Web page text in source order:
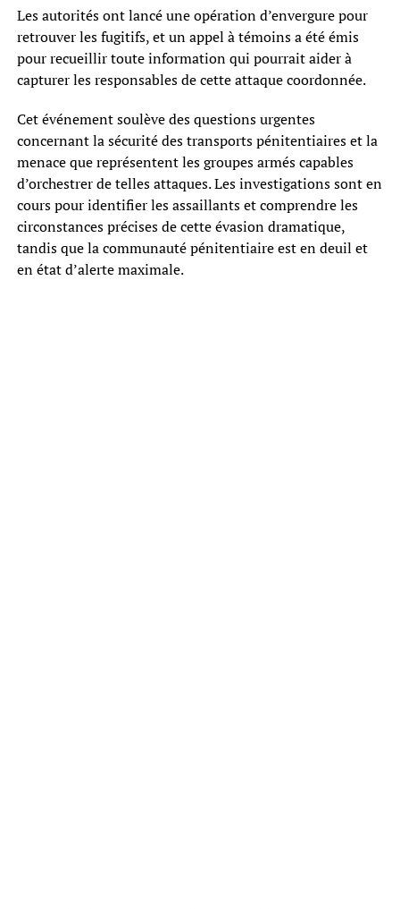
Les autorités ont lancé une opération d’envergure pour
retrouver les fugitifs, et un appel à témoins a été émis
pour recueillir toute information qui pourrait aider à
capturer les responsables de cette attaque coordonnée.
Cet événement soulève des questions urgentes
concernant la sécurité des transports pénitentiaires et la
menace que représentent les groupes armés capables
d’orchestrer de telles attaques. Les investigations sont en
cours pour identifier les assaillants et comprendre les
circonstances précises de cette évasion dramatique,
tandis que la communauté pénitentiaire est en deuil et
en état d’alerte maximale.